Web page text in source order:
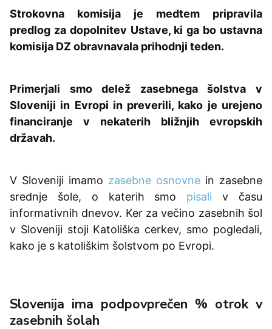
Strokovna komisija je medtem pripravila
predlog za dopolnitev Ustave, ki ga bo ustavna
komisija DZ obravnavala prihodnji teden.
Primerjali smo delež zasebnega šolstva v
Sloveniji in Evropi in preverili, kako je urejeno
financiranje v nekaterih bližnjih evropskih
državah.
V Sloveniji imamo zasebne osnovne in zasebne
srednje šole, o katerih smo pisali v času
informativnih dnevov. Ker za večino zasebnih šol
v Sloveniji stoji Katoliška cerkev, smo pogledali,
kako je s katoliškim šolstvom po Evropi.
Slovenija ima podpovprečen % otrok v
zasebnih šolah